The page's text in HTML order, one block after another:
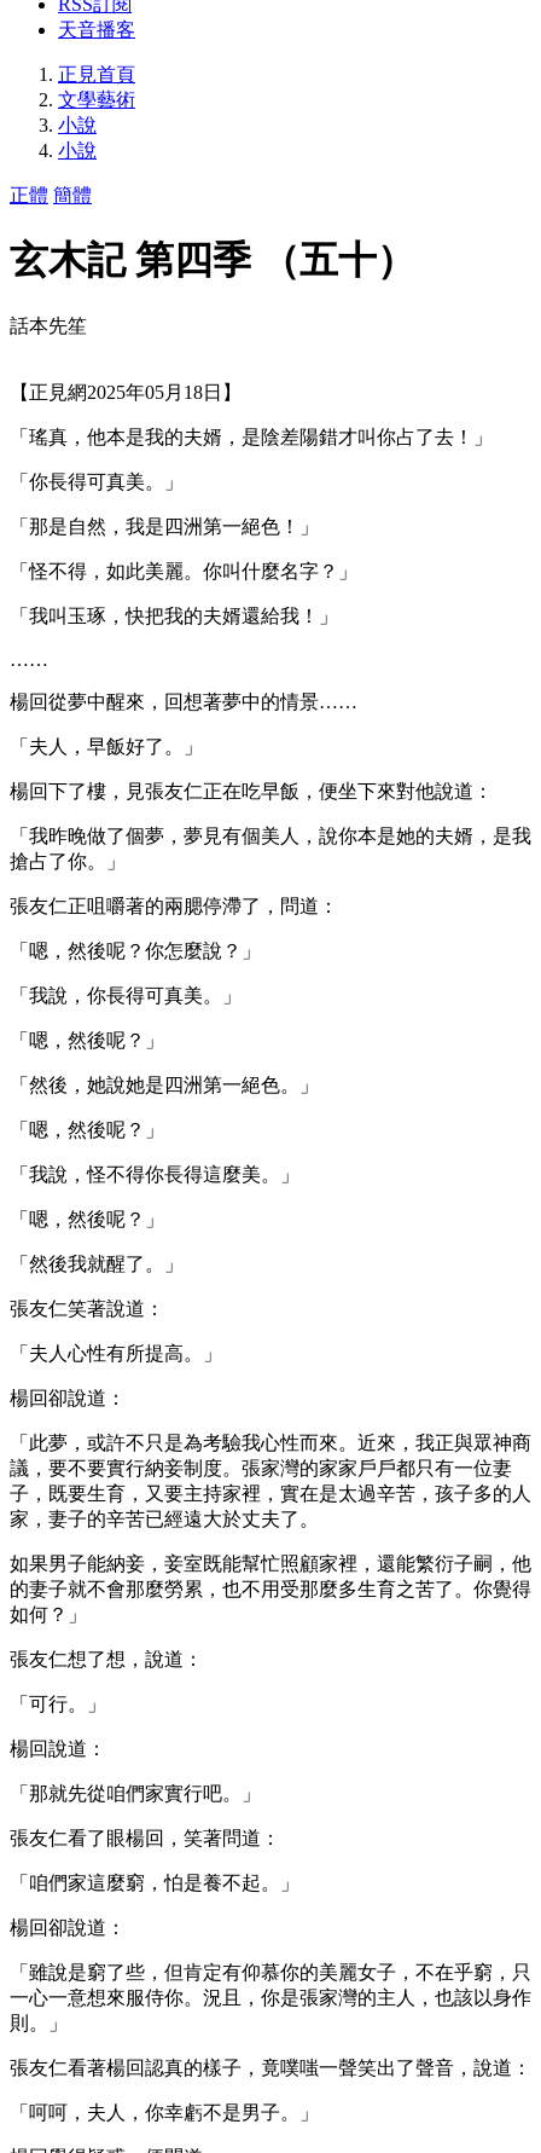
天音播客
正見首頁
文學藝術
小說
小說
正體 簡體
玄木記 第四季 （五十）
話本先笙
【正見網2025年05月18日】
「瑤真，他本是我的夫婿，是陰差陽錯才叫你占了去！」
「你長得可真美。」
「那是自然，我是四洲第一絕色！」
「怪不得，如此美麗。你叫什麼名字？」
「我叫玉琢，快把我的夫婿還給我！」
……
楊回從夢中醒來，回想著夢中的情景……
「夫人，早飯好了。」
楊回下了樓，見張友仁正在吃早飯，便坐下來對他說道：
「我昨晚做了個夢，夢見有個美人，說你本是她的夫婿，是我
搶占了你。」
張友仁正咀嚼著的兩腮停滯了，問道：
「嗯，然後呢？你怎麼說？」
「我說，你長得可真美。」
「嗯，然後呢？」
「然後，她說她是四洲第一絕色。」
「嗯，然後呢？」
「我說，怪不得你長得這麼美。」
「嗯，然後呢？」
「然後我就醒了。」
張友仁笑著說道：
「夫人心性有所提高。」
楊回卻說道：
「此夢，或許不只是為考驗我心性而來。近來，我正與眾神商
議，要不要實行納妾制度。張家灣的家家戶戶都只有一位妻
子，既要生育，又要主持家裡，實在是太過辛苦，孩子多的人
家，妻子的辛苦已經遠大於丈夫了。
如果男子能納妾，妾室既能幫忙照顧家裡，還能繁衍子嗣，他
的妻子就不會那麼勞累，也不用受那麼多生育之苦了。你覺得
如何？」
張友仁想了想，說道：
「可行。」
楊回說道：
「那就先從咱們家實行吧。」
張友仁看了眼楊回，笑著問道：
「咱們家這麼窮，怕是養不起。」
楊回卻說道：
「雖說是窮了些，但肯定有仰慕你的美麗女子，不在乎窮，只
一心一意想來服侍你。況且，你是張家灣的主人，也該以身作
則。」
張友仁看著楊回認真的樣子，竟噗嗤一聲笑出了聲音，說道：
「呵呵，夫人，你幸虧不是男子。」